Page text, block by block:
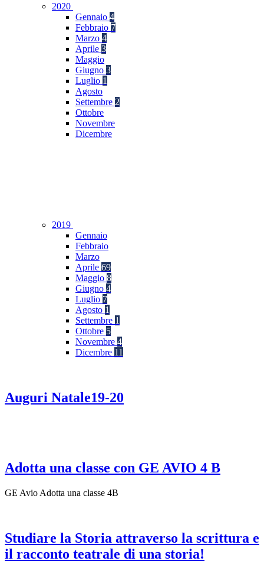
2020
Gennaio 4
Febbraio 7
Marzo 4
Aprile 3
Maggio
Giugno 3
Luglio 1
Agosto
Settembre 2
Ottobre
Novembre
Dicembre
2019
Gennaio
Febbraio
Marzo
Aprile 69
Maggio 8
Giugno 4
Luglio 7
Agosto 1
Settembre 1
Ottobre 5
Novembre 4
Dicembre 11
Auguri Natale19-20
Adotta una classe con GE AVIO 4 B
GE Avio Adotta una classe 4B
Studiare la Storia attraverso la scrittura e
il racconto teatrale di una storia!